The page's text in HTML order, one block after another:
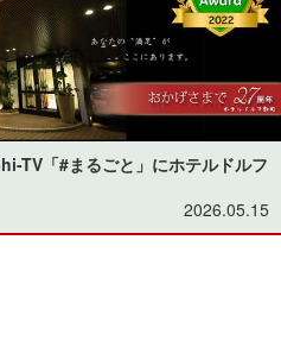
TV「#まるごと」にホテルドルフ
2026.05.15